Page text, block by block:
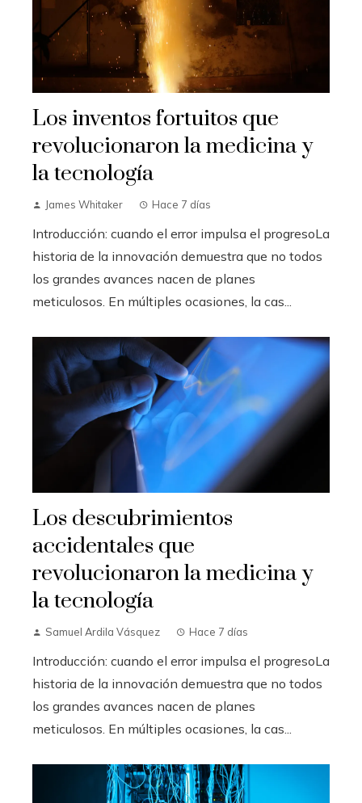
Los inventos fortuitos que
revolucionaron la medicina y
la tecnología
James Whitaker Hace 7 días
Introducción: cuando el error impulsa el progresoLa
historia de la innovación demuestra que no todos
los grandes avances nacen de planes
meticulosos. En múltiples ocasiones, la cas...
Los descubrimientos
accidentales que
revolucionaron la medicina y
la tecnología
Samuel Ardila Vásquez Hace 7 días
Introducción: cuando el error impulsa el progresoLa
historia de la innovación demuestra que no todos
los grandes avances nacen de planes
meticulosos. En múltiples ocasiones, la cas...